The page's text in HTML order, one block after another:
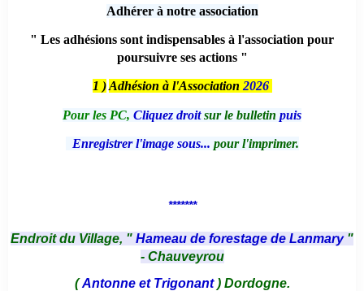
Adhérer à notre association
" Les adhésions sont indispensables à l'association pour
poursuivre ses actions "
1 ) Adhésion à l'Association 2026
Pour les PC, Cliquez droitsur le bulletin puis
Enregistrer l'image sous... pour l'imprimer.
*******
Endroit du Village, " Hameau de forestage de Lanmary "
- Chauveyrou
(Antonne et Trigonant) Dordogne.